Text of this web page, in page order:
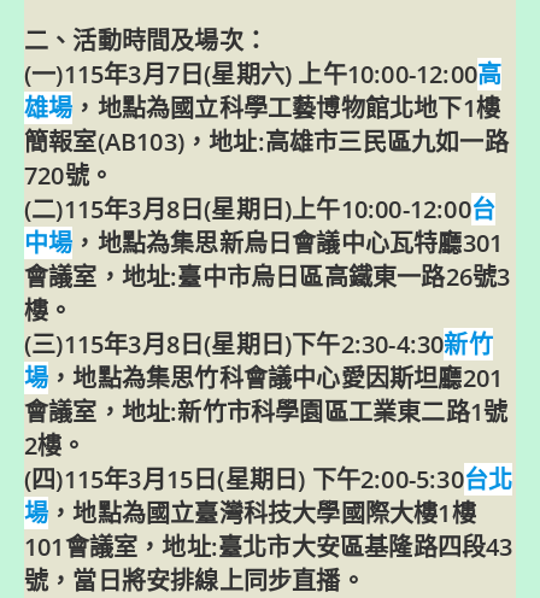
二、活動時間及場次：
(一)115年3月7日(星期六) 上午10:00-12:00高
雄場 ，地點為國立科學工藝博物館北地下1樓
簡報室(AB103)，地址:高雄市三民區九如一路
720號。
(二)115年3月8日(星期日)上午10:00-12:00台
中場 ，地點為集思新烏日會議中心瓦特廳301
會議室，地址:臺中市烏日區高鐵東一路26號3
樓。
(三)115年3月8日(星期日)下午2:30-4:30新竹
場 ，地點為集思竹科會議中心愛因斯坦廳201
會議室，地址:新竹市科學園區工業東二路1號
2樓。
(四)115年3月15日(星期日) 下午2:00-5:30台北
場 ，地點為國立臺灣科技大學國際大樓1樓
101會議室，地址:臺北市大安區基隆路四段43
號，當日將安排線上同步直播。